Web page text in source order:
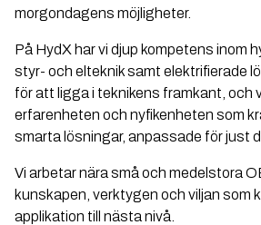
morgondagens möjligheter.
På HydX har vi djup kompetens inom
styr- och elteknik samt elektrifierade
för att ligga i teknikens framkant, och
erfarenheten och nyfikenheten som
smarta lösningar, anpassade för just
Vi arbetar nära små och medelstora
kunskapen, verktygen och viljan som
applikation till nästa nivå.